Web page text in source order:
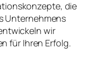
die
Unternehmens
wir
für Ihren Erfolg.